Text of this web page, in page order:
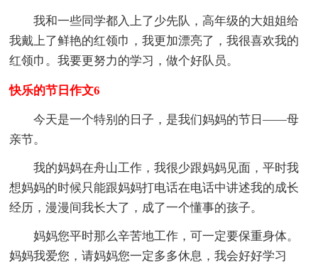
我和一些同学都入上了少先队，高年级的大姐姐给
我戴上了鲜艳的红领巾，我更加漂亮了，我很喜欢我的
红领巾。我要更努力的学习，做个好队员。
快乐的节日作文6
今天是一个特别的日子，是我们妈妈的节日——母
亲节。
我的妈妈在舟山工作，我很少跟妈妈见面，平时我
想妈妈的时候只能跟妈妈打电话在电话中讲述我的成长
经历，漫漫间我长大了，成了一个懂事的孩子。
妈妈您平时那么辛苦地工作，可一定要保重身体。
妈妈我爱您，请妈妈您一定多多休息，我会好好学习